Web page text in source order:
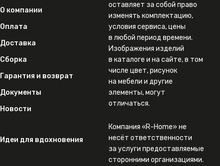
О компании
Оплата
Доставка
Сборка
Гарантия и возврат
Документы
Новости
Идеи для вдохновения
оставляет за собой право
изменять комплектацию,
условия сервиса, цены
в любой период времени.
Изображения изделий
в каталоге и на сайте, в том
числе цвет, рисунок
на мебели и другие
элементы, могут
отличаться.
Компания «R-Home» не
несёт ответственности
за услуги предоставляемые
сторонними организациями.